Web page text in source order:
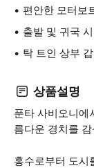
편안한 모터보
출발 및 귀국
탁 트인 상부
상품설명
푼타 사비오니에
름다운 경치를
홍수로부터 도시